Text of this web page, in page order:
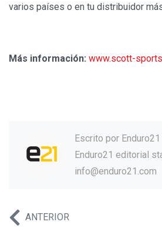
varios países o en tu distribuidor
Más información: www.scott-
Escrito por Enduro21
Enduro21 editorial
info@enduro21.com
ANTERIOR